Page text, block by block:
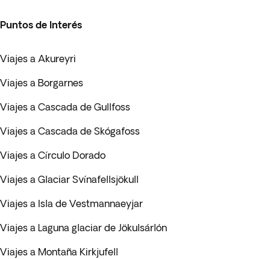
Puntos de Interés
Viajes a Akureyri
Viajes a Borgarnes
Viajes a Cascada de Gullfoss
Viajes a Cascada de Skógafoss
Viajes a Círculo Dorado
Viajes a Glaciar Svínafellsjökull
Viajes a Isla de Vestmannaeyjar
Viajes a Laguna glaciar de Jökulsárlón
Viajes a Montaña Kirkjufell